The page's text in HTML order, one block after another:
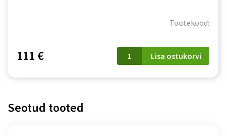
Tootekood:
111 €
WS
SD
Lisa ostukorvi
Seotud tooted